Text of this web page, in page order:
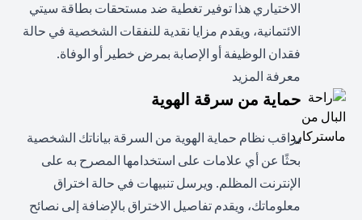
الاختياري هذا توفير تغطية ضد مستحقات بطاقة سيتي
الائتمانية، ويقدم مزايا نقدية للنفقات الشخصية في حالة
فقدان الوظيفة أو الإصابة بمرض خطير أو الوفاة.
معرفة المزيد
حماية من سرقة الهوية
يراقب نظام حماية الهوية من السرقة بياناتك الشخصية
بحثًا عن أي علامات على استخدامها المصرح به على
الإنترنت المظلم. ويرسل تنبيهات في حالة اختراق
معلوماتك، ويقدم تفاصيل الاختراق بالإضافة إلى نصائح